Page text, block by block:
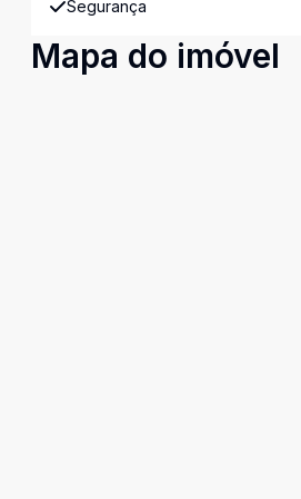
Segurança
Mapa do imóvel